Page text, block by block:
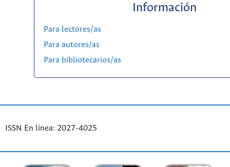
Información
Para lectores/as
Para autores/as
Para bibliotecarios/as
ISSN En línea: 2027-4025